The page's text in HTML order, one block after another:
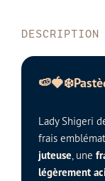
DESCRIPTION
Lady Shigeri
frais
juteuse , une
légèrement